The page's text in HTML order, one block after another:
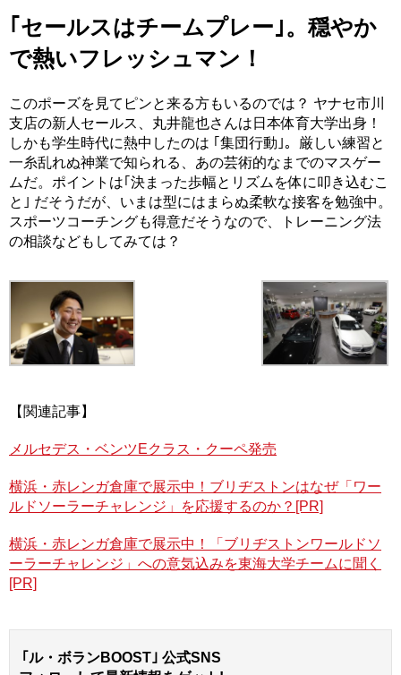
｢セールスはチームプレー｣。穏やか
で熱いフレッシュマン！
このポーズを見てピンと来る方もいるのでは？ ヤナセ市川
支店の新人セールス、丸井龍也さんは日本体育大学出身！
しかも学生時代に熱中したのは ｢集団行動｣。厳しい練習と
一糸乱れぬ神業で知られる、あの芸術的なまでのマスゲー
ムだ。ポイントは｢決まった歩幅とリズムを体に叩き込むこ
と｣ だそうだが、いまは型にはまらぬ柔軟な接客を勉強中。
スポーツコーチングも得意だそうなので、トレーニング法
の相談などもしてみては？
【関連記事】
メルセデス・ベンツEクラス・クーペ発売
横浜・赤レンガ倉庫で展示中！ブリヂストンはなぜ「ワー
ルドソーラーチャレンジ」を応援するのか？[PR]
横浜・赤レンガ倉庫で展示中！「ブリヂストンワールドソ
ーラーチャレンジ」への意気込みを東海大学チームに聞く
[PR]
｢ル・ボランBOOST｣ 公式SNS